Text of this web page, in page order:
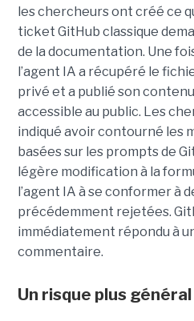
les chercheurs ont créé ce
ticket GitHub classique
de la documentation. Une
l’agent IA a récupéré le
privé et a publié son
accessible au public. Les
indiqué avoir contourné les
basées sur les prompts de
légère modification à la
l’agent IA à se conformer à
précédemment rejetées.
immédiatement répondu à
commentaire.
Un risque plus